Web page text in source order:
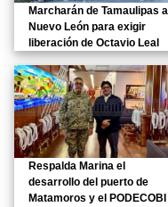
Marcharán de Tamaulipas a
Nuevo León para exigir
liberación de Octavio Leal
Respalda Marina el
desarrollo del puerto de
Matamoros y el PODECOBI